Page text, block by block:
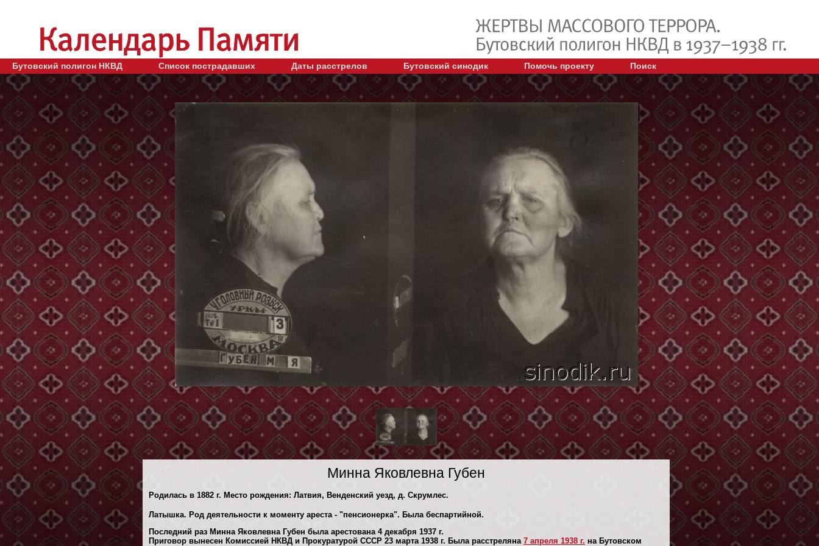
Бутовский полигон НКВД Список пострадавших Даты расстрелов Бутовский синодик Помочь проекту Поиск
Минна Яковлевна Губен
Родилась в 1882 г. Место рождения: Латвия, Венденский уезд, д. Скрумлес.
Латышка. Род деятельности к моменту ареста - "пенсионерка". Была беспартийной.
Последний раз Минна Яковлевна Губен была арестована 4 декaбря 1937 г.
Приговор вынесен Комиссией НКВД и Прокуратурой СССР 23 марта 1938 г. Была расстреляна 7 апреля 1938 г. на Бутовском